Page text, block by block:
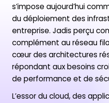
s’impose aujourd’hui
du déploiement des
entreprise. Jadis perçu
complément au réseau
cœur des architectures
répondant aux besoins
de performance et de
L’essor du cloud, des